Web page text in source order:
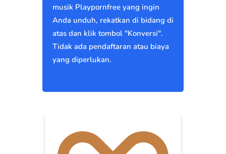
musik Playpornfree yang ingin
Anda unduh, rekatkan di bidang di
atas dan klik tombol "Konversi".
Tidak ada pendaftaran atau biaya
yang diperlukan.